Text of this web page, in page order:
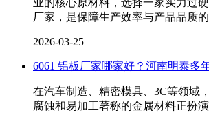
厂家，是保障生产效率与产品品质的
2026-03-25
6061 铝板厂家哪家好？河南明泰多
在汽车制造、精密模具、3C等领域
腐蚀和易加工著称的金属材料正扮